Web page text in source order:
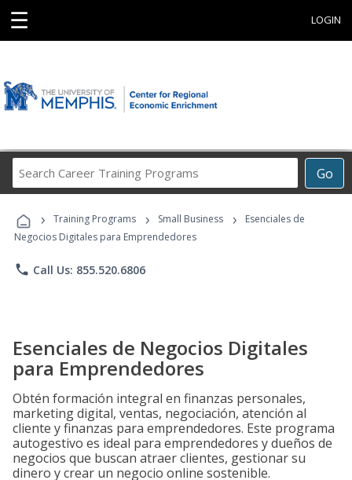
☰ LOGIN
Go
Career
Programs
› Training Programs › Small Business ›
Esenciales de
Negocios Digitales para Emprendedores
phone Call Us: 855.520.6806
Esenciales de Negocios Digitales
para Emprendedores
Obtén formación integral en finanzas personales,
marketing digital, ventas, negociación, atención al
cliente y finanzas para emprendedores. Este programa
autogestivo es ideal para emprendedores y dueños de
negocios que buscan atraer clientes, gestionar su
dinero y crear un negocio online sostenible.